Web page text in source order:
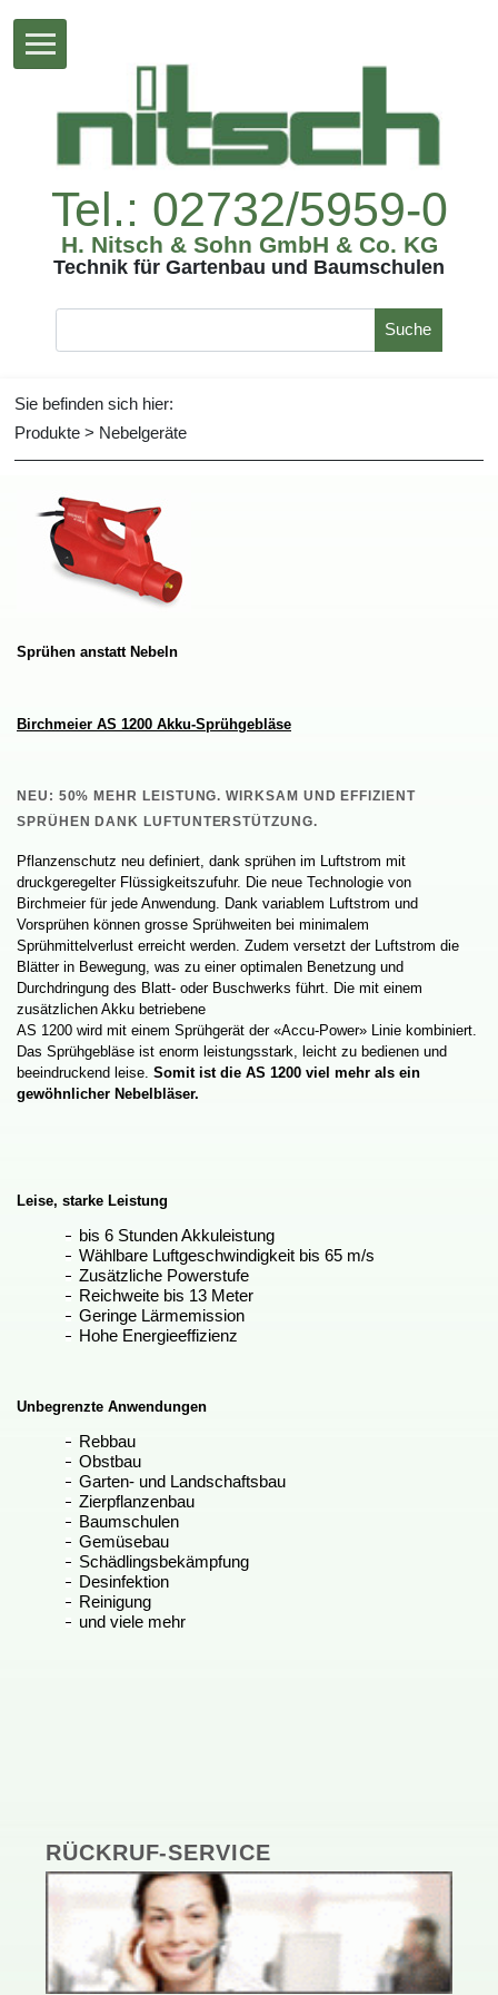
Tel.:02732/5959-0
H.Nitsch&SohnGmbH&Co.KG
TechnikfürGartenbauundBaumschulen
Suche
Siebefindensichhier:
Produkte > Nebelgeräte
SprühenanstattNebeln
BirchmeierAS1200Akku-Sprühgebläse
NEU:50%MEHRLEISTUNG.WIRKSAMUNDEFFIZIENT
SPRÜHENDANKLUFTUNTERSTÜTZUNG.
Pflanzenschutzneudefiniert,danksprühenimLuftstrommit
druckgeregelterFlüssigkeitszufuhr.DieneueTechnologievon
BirchmeierfürjedeAnwendung.DankvariablemLuftstromund
VorsprühenkönnengrosseSprühweitenbeiminimalem
Sprühmittelverlusterreichtwerden.ZudemversetztderLuftstromdie
BlätterinBewegung,waszueineroptimalenBenetzungund
DurchdringungdesBlatt-oderBuschwerksführt.Diemiteinem
zusätzlichenAkkubetriebene
AS1200wirdmiteinemSprühgerätder«Accu-Power»Liniekombiniert.
DasSprühgebläseistenormleistungsstark,leichtzubedienenund
beeindruckendleise. SomitistdieAS1200vielmehralsein
gewöhnlicherNebelbläser.
Leise,starkeLeistung
bis6StundenAkkuleistung
WählbareLuftgeschwindigkeitbis65m/s
ZusätzlichePowerstufe
Reichweitebis13Meter
GeringeLärmemission
HoheEnergieeffizienz
UnbegrenzteAnwendungen
Rebbau
Obstbau
Garten-undLandschaftsbau
Zierpflanzenbau
Baumschulen
Gemüsebau
Schädlingsbekämpfung
Desinfektion
Reinigung
undvielemehr
RÜCKRUF-SERVICE